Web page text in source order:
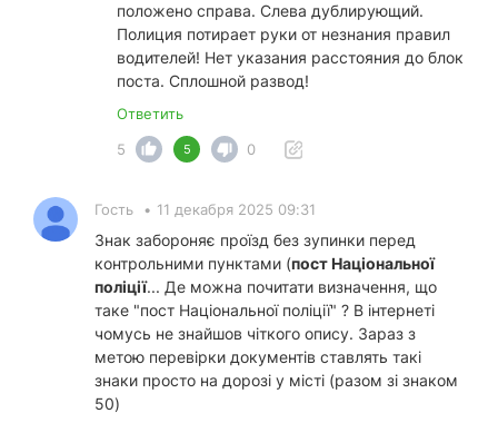
положено справа. Слева дублирующий.
Полиция потирает руки от незнания правил
водителей! Нет указания расстояния до блок
поста. Сплошной развод!
Ответить
5
5 0
Гость • 11 декабря 2025 09:31
Знак забороняє проїзд без зупинки перед
контрольними пунктами (пост Національної
поліції... Де можна почитати визначення, що
таке "пост Національної поліції" ? В інтернеті
чомусь не знайшов чіткого опису. Зараз з
метою перевірки документів ставлять такі
знаки просто на дорозі у місті (разом зі знаком
50)